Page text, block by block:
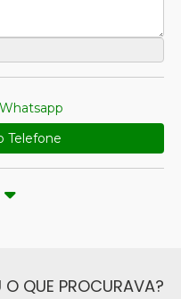
Telefone
O QUE PROCURAVA?